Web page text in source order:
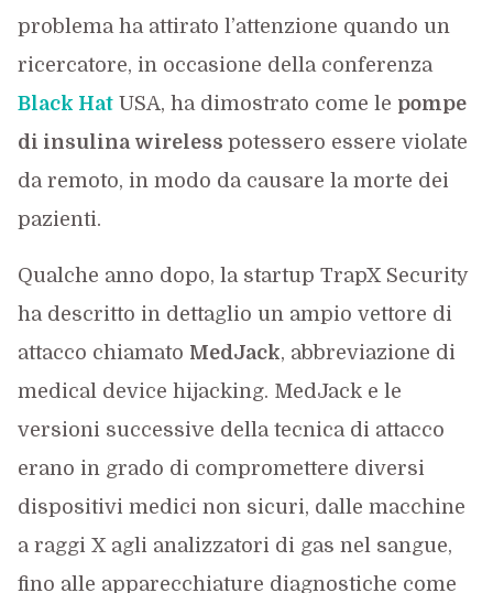
problema ha attirato l’attenzione quando un
ricercatore, in occasione della conferenza
Black HatUSA, ha dimostrato come le pompe
di insulina wireless potessero essere violate
da remoto, in modo da causare la morte dei
pazienti.
Qualche anno dopo, la startup TrapX Security
ha descritto in dettaglio un ampio vettore di
attacco chiamato MedJack, abbreviazione di
medical device hijacking. MedJack e le
versioni successive della tecnica di attacco
erano in grado di compromettere diversi
dispositivi medici non sicuri, dalle macchine
a raggi X agli analizzatori di gas nel sangue,
fino alle apparecchiature diagnostiche come